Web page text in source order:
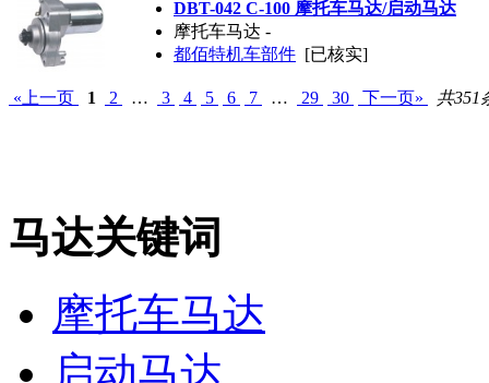
DBT-042 C-100 摩托车马达/启动马达
摩托车马达 -
都佰特机车部件 [已核实]
«上一页 1 2 … 3 4 5 6 7 … 29 30 下一页» 共351
马达关键词
摩托车马达
启动马达